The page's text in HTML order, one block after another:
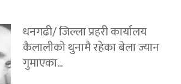
धनगढी/ जिल्ला प्रहरी कार्यालय
कैलालीको थुनामै रहेका बेला ज्यान
गुमाएका...